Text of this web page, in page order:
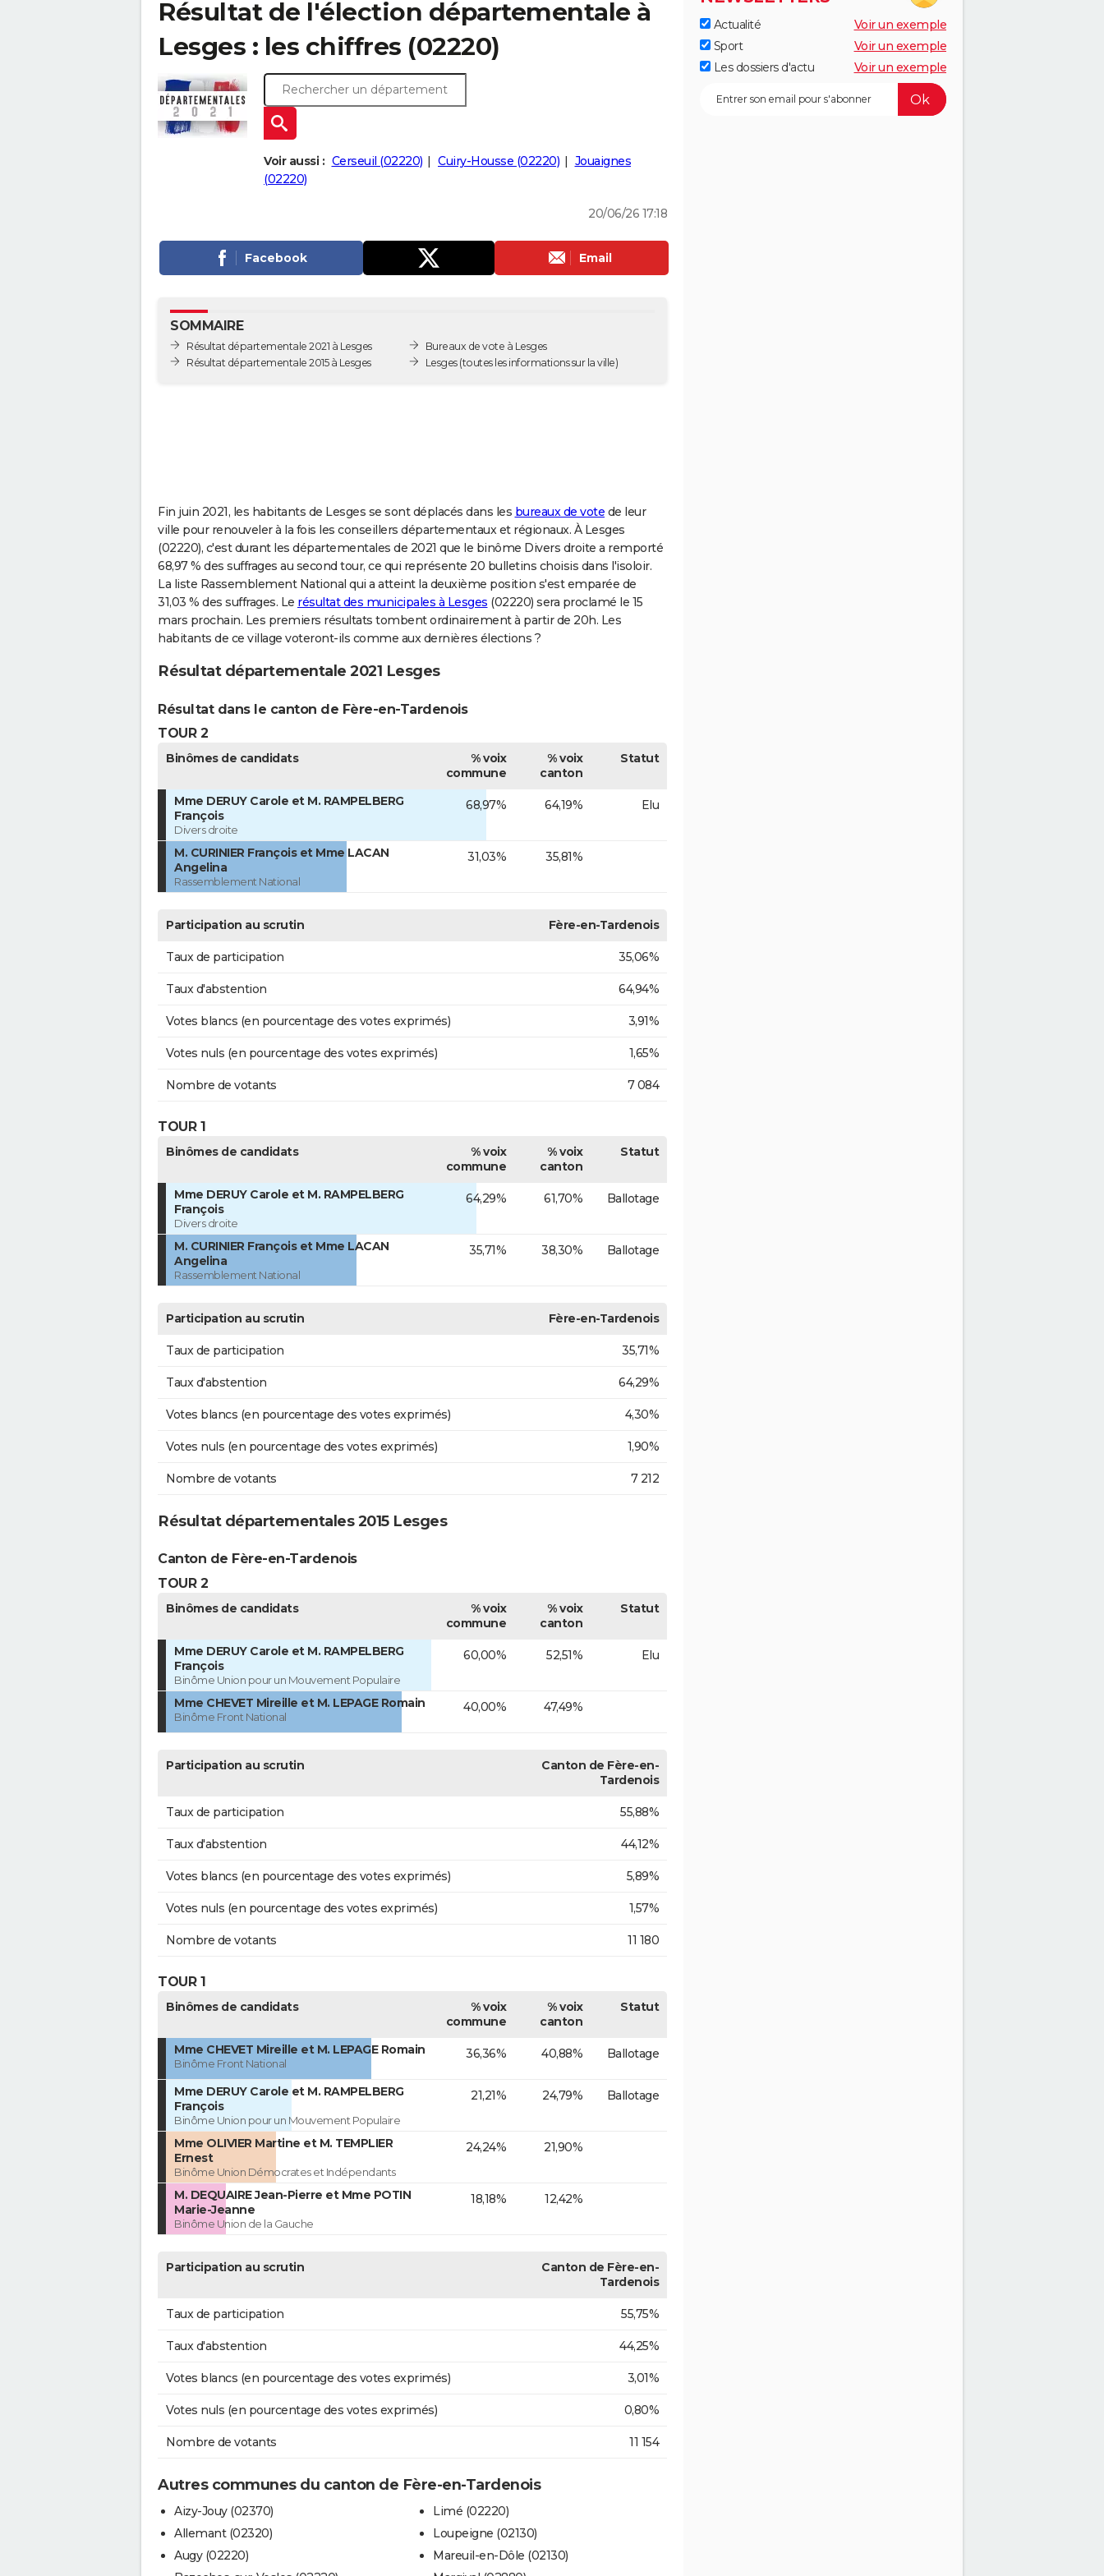
Résultat de l'élection départementale à
Lesges : les chiffres (02220)
Voir aussi : Cerseuil (02220) Cuiry-Housse (02220)
Jouaignes
(02220)
20/06/26 17:18
Facebook Email
SOMMAIRE
Résultat départementale 2021 à Lesges
Résultat départementale 2015 à Lesges
Bureaux de vote à Lesges
Lesges(toutes les informations sur la ville)
Fin juin 2021, les habitants de Lesges se sont déplacés dans les bureaux de vote de leur
ville pour renouveler à la fois les conseillers départementaux et régionaux. À Lesges
(02220), c'est durant les départementales de 2021 que le binôme Divers droite a remporté
68,97 % des suffrages au second tour, ce qui représente 20 bulletins choisis dans l'isoloir.
La liste Rassemblement National qui a atteint la deuxième position s'est emparée de
31,03 % des suffrages. Le résultat des municipales à Lesges (02220) sera proclamé le 15
mars prochain. Les premiers résultats tombent ordinairement à partir de 20h. Les
habitants de ce village voteront-ils comme aux dernières élections ?
Résultat départementale 2021 Lesges
Résultat dans le canton de Fère-en-Tardenois
TOUR 2
Binômes de candidats
% voix
commune
% voix
canton
Statut
Mme DERUY Carole et M. RAMPELBERG
François
Divers droite
68,97% 64,19% Elu
M. CURINIER François et Mme LACAN
Angelina
Rassemblement National
31,03% 35,81%
Participation au scrutin Fère-en-Tardenois
Taux de participation 35,06%
Taux d'abstention 64,94%
Votes blancs (en pourcentage des votes exprimés) 3,91%
Votes nuls (en pourcentage des votes exprimés) 1,65%
Nombre de votants 7 084
TOUR 1
Binômes de candidats
% voix
commune
% voix
canton
Statut
Mme DERUY Carole et M. RAMPELBERG
François
Divers droite
64,29% 61,70% Ballotage
M. CURINIER François et Mme LACAN
Angelina
Rassemblement National
35,71% 38,30% Ballotage
Participation au scrutin Fère-en-Tardenois
Taux de participation 35,71%
Taux d'abstention 64,29%
Votes blancs (en pourcentage des votes exprimés) 4,30%
Votes nuls (en pourcentage des votes exprimés) 1,90%
Nombre de votants 7 212
Résultat départementales 2015 Lesges
Canton de Fère-en-Tardenois
TOUR 2
Binômes de candidats
% voix
commune
% voix
canton
Statut
Mme DERUY Carole et M. RAMPELBERG
François
Binôme Union pour un Mouvement Populaire
60,00% 52,51% Elu
Mme CHEVET Mireille et M. LEPAGE Romain
Binôme Front National
40,00% 47,49%
Participation au scrutin
Canton de Fère-en-
Tardenois
Taux de participation 55,88%
Taux d'abstention 44,12%
Votes blancs (en pourcentage des votes exprimés) 5,89%
Votes nuls (en pourcentage des votes exprimés) 1,57%
Nombre de votants 11 180
TOUR 1
Binômes de candidats
% voix
commune
% voix
canton
Statut
Mme CHEVET Mireille et M. LEPAGE Romain
Binôme Front National
36,36% 40,88% Ballotage
Mme DERUY Carole et M. RAMPELBERG
François
Binôme Union pour un Mouvement Populaire
21,21% 24,79% Ballotage
Mme OLIVIER Martine et M. TEMPLIER
Ernest
Binôme Union Démocrates et Indépendants
24,24% 21,90%
M. DEQUAIRE Jean-Pierre et Mme POTIN
Marie-Jeanne
Binôme Union de la Gauche
18,18% 12,42%
Participation au scrutin
Canton de Fère-en-
Tardenois
Taux de participation 55,75%
Taux d'abstention 44,25%
Votes blancs (en pourcentage des votes exprimés) 3,01%
Votes nuls (en pourcentage des votes exprimés) 0,80%
Nombre de votants 11 154
Autres communes du canton de Fère-en-Tardenois
Aizy-Jouy (02370)
Allemant (02320)
Augy (02220)
Limé (02220)
Loupeigne (02130)
Mareuil-en-Dôle (02130)
Actualité
Voir un exemple
Sport
Voir un exemple
Les dossiers d'actu
Voir un exemple